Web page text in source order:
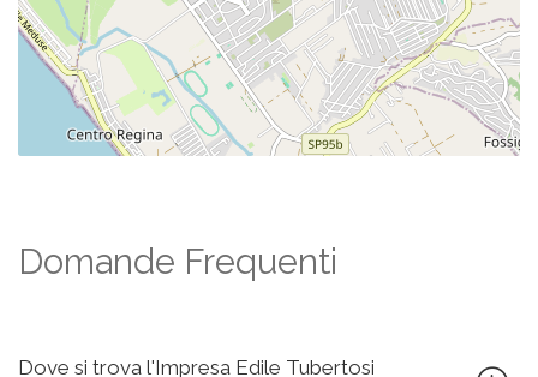
Domande Frequenti
Dove si trova l'Impresa Edile Tubertosi